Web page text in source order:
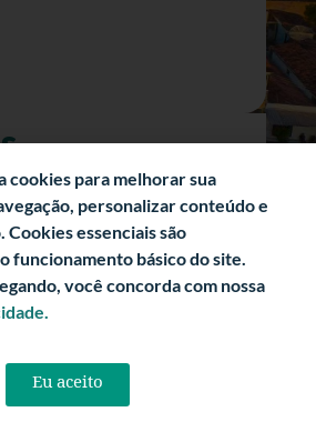
a Informação)
Fiscal
cookies para melhorar sua
personalizar conteúdo e
Cookies essenciais são
funcionamento básico do site.
você concorda com nossa
Eu aceito